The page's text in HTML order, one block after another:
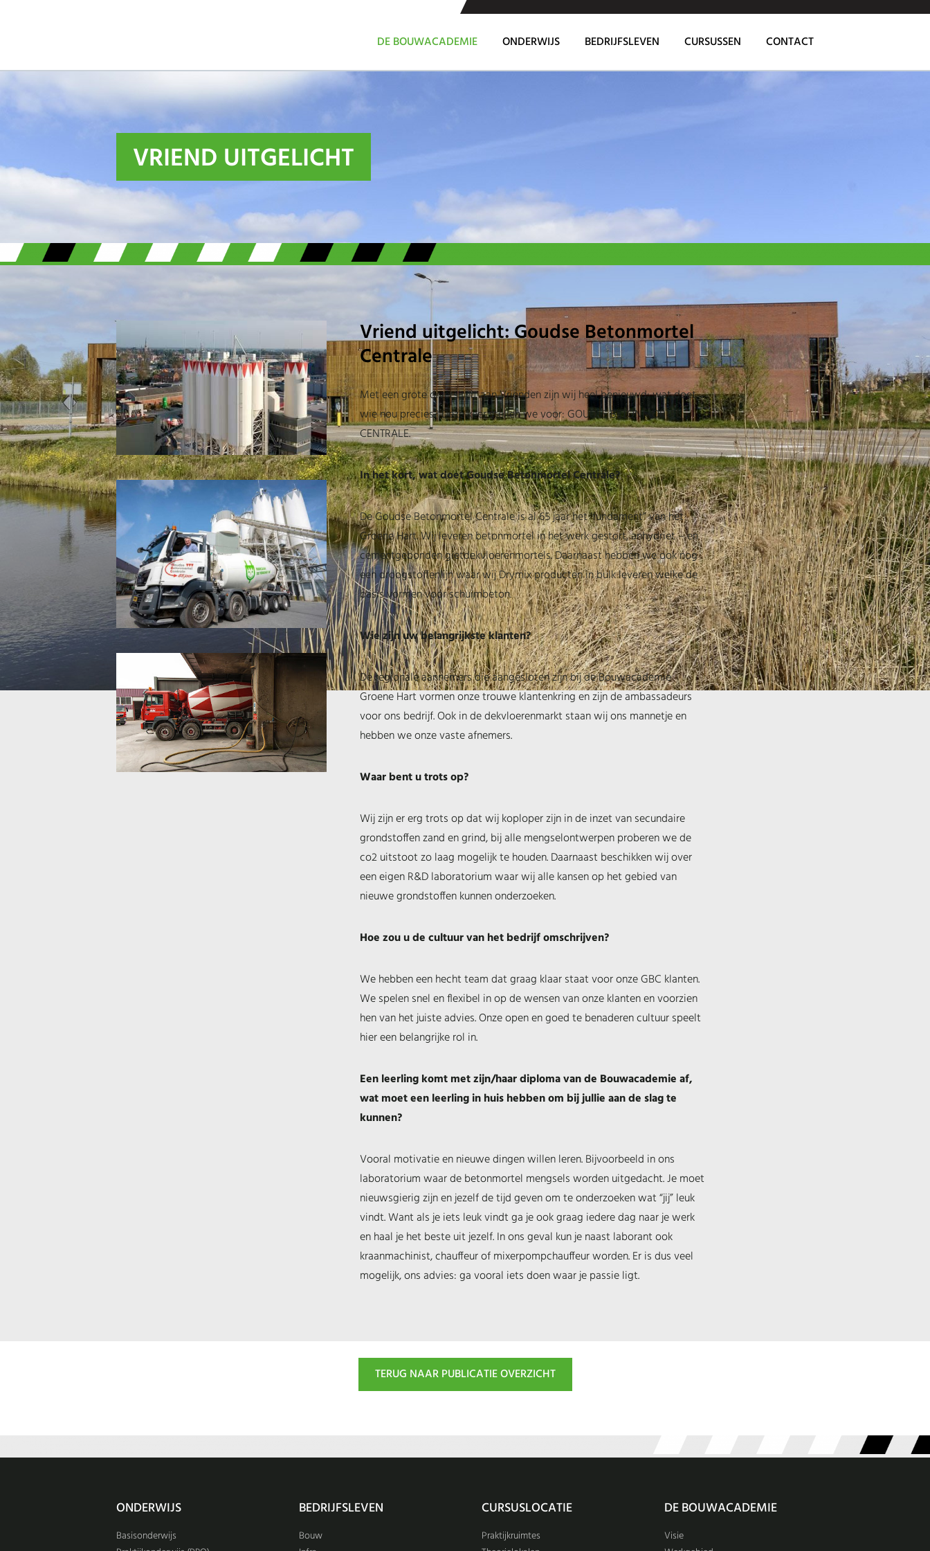
DE BOUWACADEMIE ONDERWIJS BEDRIJFSLEVEN CURSUSSEN CONTACT
VRIEND UITGELICHT
Vriend uitgelicht: Goudse Betonmortel
Centrale
Met een grote diversiteit aan Vrienden zijn wij heel benieuwd: wat doet
wie nou precies? Deze keer stellen we voor: GOUDSE BETONMORTEL
CENTRALE.
In het kort, wat doet Goudse Betonmortel Centrale?
De Goudse Betonmortel Centrale is al 65 jaar het ‘fundament” van het
Groene Hart. Wij leveren betonmortel in het werk gestort, anhydriet – en
cementgebonden gietdekvloerenmortels. Daarnaast hebben we ook nog
een droogstoffenlijn waar wij Drymix producten in bulk leveren welke de
basis vormen voor schuimbeton.
Wie zijn uw belangrijkste klanten?
De regionale aannemers die aangesloten zijn bij de Bouwacademie
Groene Hart vormen onze trouwe klantenkring en zijn de ambassadeurs
voor ons bedrijf. Ook in de dekvloerenmarkt staan wij ons mannetje en
hebben we onze vaste afnemers.
Waar bent u trots op?
Wij zijn er erg trots op dat wij koploper zijn in de inzet van secundaire
grondstoffen zand en grind, bij alle mengselontwerpen proberen we de
co2 uitstoot zo laag mogelijk te houden. Daarnaast beschikken wij over
een eigen R&D laboratorium waar wij alle kansen op het gebied van
nieuwe grondstoffen kunnen onderzoeken.
Hoe zou u de cultuur van het bedrijf omschrijven?
We hebben een hecht team dat graag klaar staat voor onze GBC klanten.
We spelen snel en flexibel in op de wensen van onze klanten en voorzien
hen van het juiste advies. Onze open en goed te benaderen cultuur speelt
hier een belangrijke rol in.
Een leerling komt met zijn/haar diploma van de Bouwacademie af,
wat moet een leerling in huis hebben om bij jullie aan de slag te
kunnen?
Vooral motivatie en nieuwe dingen willen leren. Bijvoorbeeld in ons
laboratorium waar de betonmortel mengsels worden uitgedacht. Je moet
nieuwsgierig zijn en jezelf de tijd geven om te onderzoeken wat “jij” leuk
vindt. Want als je iets leuk vindt ga je ook graag iedere dag naar je werk
en haal je het beste uit jezelf. In ons geval kun je naast laborant ook
kraanmachinist, chauffeur of mixerpompchauffeur worden. Er is dus veel
mogelijk, ons advies: ga vooral iets doen waar je passie ligt.
TERUG NAAR PUBLICATIE OVERZICHT
ONDERWIJS
Basisonderwijs
BEDRIJFSLEVEN
Bouw
CURSUSLOCATIE
Praktijkruimtes
DE BOUWACADEMIE
Visie